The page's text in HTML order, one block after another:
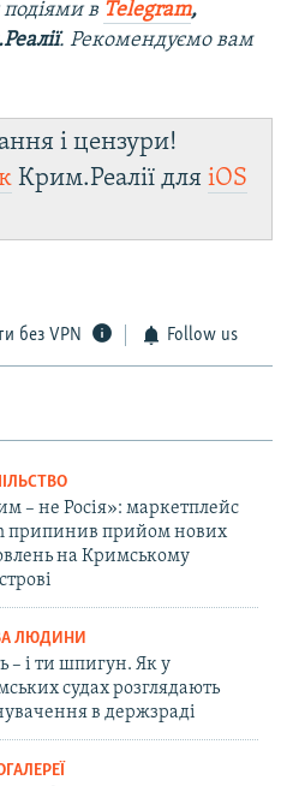
в Telegram,
. Рекомендуємо вам
і цензури!
Крим.Реалії для iOS
без VPN Follow us
– не Росія»: маркетплейс
припинив прийом нових
на Кримському
ЛЮДИНИ
– і ти шпигун. Як у
судах розглядають
в держзраді